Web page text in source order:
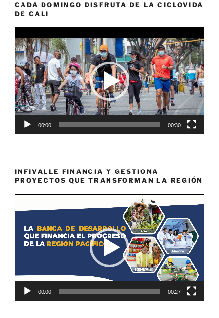
CADA DOMINGO DISFRUTA DE LA CICLOVIDA
DE CALI
de
vídeo
00:00 00:30
INFIVALLE FINANCIA Y GESTIONA
PROYECTOS QUE TRANSFORMAN LA REGIÓN
de
00:00 00:27